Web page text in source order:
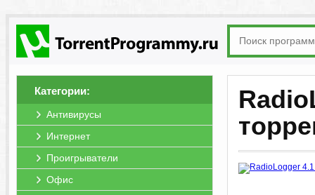
Категории:
Антивирусы
Интернет
Проигрыватели
Офис